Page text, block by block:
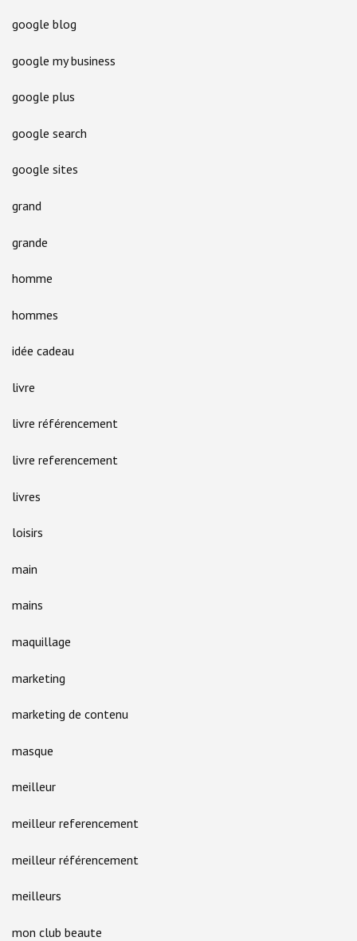
google blog
google my business
google plus
google search
google sites
grand
grande
homme
hommes
idée cadeau
livre
livre référencement
livre referencement
livres
loisirs
main
mains
maquillage
marketing
marketing de contenu
masque
meilleur
meilleur referencement
meilleur référencement
meilleurs
mon club beaute